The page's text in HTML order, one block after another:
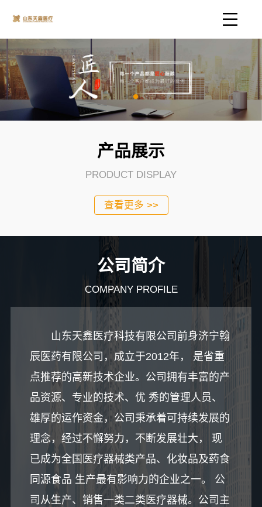
产品展示
PRODUCT DISPLAY
查看更多 >>
公司简介
COMPANY PROFILE
山东天鑫医疗科技有限公司前身济宁翰
辰医药有限公司，成立于2012年， 是省重
点推荐的高新技术企业。公司拥有丰富的产
品资源、专业的技术、优 秀的管理人员、
雄厚的运作资金，公司秉承着可持续发展的
理念，经过不懈努力，不断发展壮大， 现
已成为全国医疗器械类产品、化妆品及药食
同源食品 生产最有影响力的企业之一。 公
司从生产、销售一类二类医疗器械。公司主